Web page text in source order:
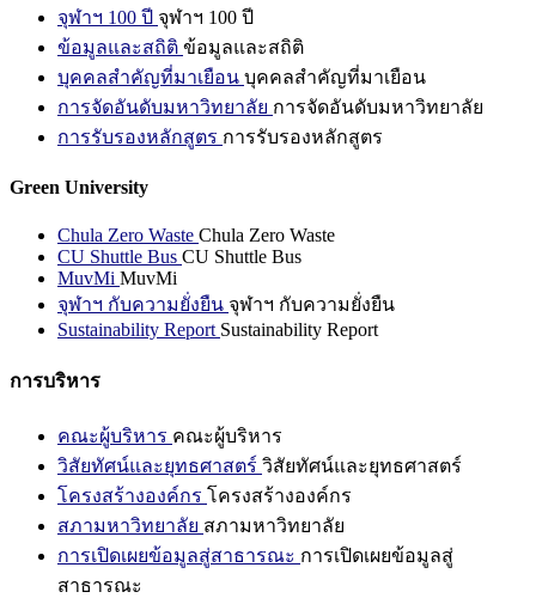
จุฬาฯ 100 ปี จุฬาฯ 100 ปี
ข้อมูลและสถิติ ข้อมูลและสถิติ
บุคคลสำคัญที่มาเยือน บุคคลสำคัญที่มาเยือน
การจัดอันดับมหาวิทยาลัย การจัดอันดับมหาวิทยาลัย
การรับรองหลักสูตร การรับรองหลักสูตร
Green University
Chula Zero Waste Chula Zero Waste
CU Shuttle Bus CU Shuttle Bus
MuvMi MuvMi
จุฬาฯ กับความยั่งยืน จุฬาฯ กับความยั่งยืน
Sustainability Report Sustainability Report
การบริหาร
คณะผู้บริหาร คณะผู้บริหาร
วิสัยทัศน์และยุทธศาสตร์ วิสัยทัศน์และยุทธศาสตร์
โครงสร้างองค์กร โครงสร้างองค์กร
สภามหาวิทยาลัย สภามหาวิทยาลัย
การเปิดเผยข้อมูลสู่สาธารณะ การเปิดเผยข้อมูลสู่
สาธารณะ